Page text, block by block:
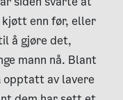
enn før, eller
å gjøre det,
mann nå. Blant
opptatt av lavere